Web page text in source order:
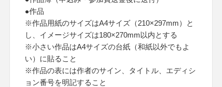
●作品
※作品用紙のサイズはA4サイズ（210×297mm）と
し、イメージサイズは180×270mm以内とする
※小さい作品はA4サイズの台紙（和紙以外でもよ
い）に貼ること
※作品の表には作者のサイン、タイトル、エディシ
ョン番号を明記すること